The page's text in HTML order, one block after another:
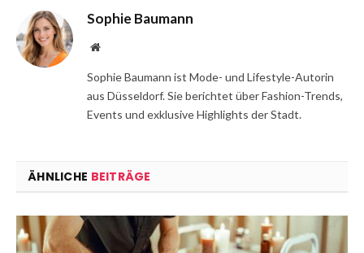
Sophie Baumann
Website
Sophie Baumann ist Mode- und Lifestyle-Autorin
aus Düsseldorf. Sie berichtet über Fashion-Trends,
Events und exklusive Highlights der Stadt.
ÄHNLICHE BEITRÄGE